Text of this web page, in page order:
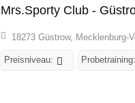
Mrs.Sporty Club -
18273 Güstrow, Mecklenburg-
Preisniveau: Probetraining: